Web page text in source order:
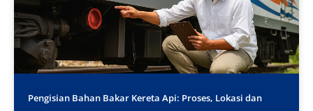
Pengisian Bahan Bakar Kereta Api: Proses, Lokasi dan